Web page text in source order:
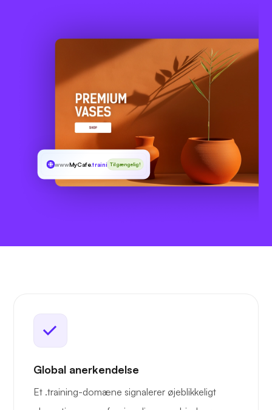
wwwMyCafe.trainingTilgængelig!
Global anerkendelse
Et .training-domæne signalerer øjeblikkeligt